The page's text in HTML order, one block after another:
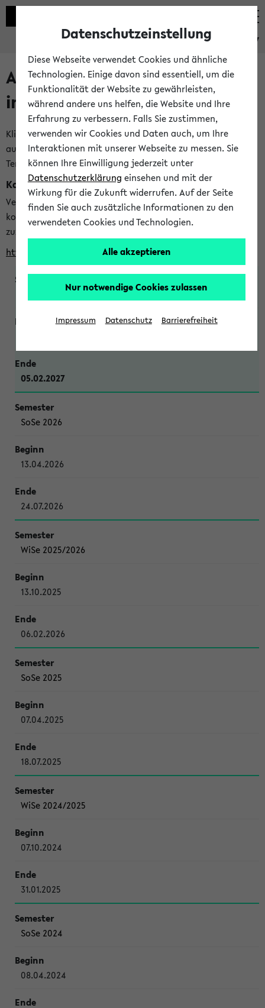
eKVV
Alle veröffentlichten Semester
im eKVV
Klicken Sie auf das Semester, welches Sie für Ihre Sitzung
auswählen möchten. Bitte beachten Sie auch die weiteren
Termine imKalender der Lehrplanung
Kalenderintegration
Verwenden Sie die folgende Adresse, um mit einer
kompatiblen Kalenderanwendung auf die Vorlesungszeiten
zuzugreifen (nähere Informationen
finden Sie hier
https://ekvv.uni-bielefeld.de/ws/calendar?vz
WiSe 2026/2027
05.02.2027
SoSe 2026
13.04.2026
24.07.2026
WiSe 2025/2026
13.10.2025
06.02.2026
SoSe 2025
07.04.2025
18.07.2025
WiSe 2024/2025
07.10.2024
31.01.2025
SoSe 2024
08.04.2024
Datenschutzeinstellung
Diese Webseite verwendet Cookies und ähnliche
Technologien. Einige davon sind essentiell, um die
Funktionalität der Website zu gewährleisten,
während andere uns helfen, die Website und Ihre
Erfahrung zu verbessern. Falls Sie zustimmen,
verwenden wir Cookies und Daten auch, um Ihre
Interaktionen mit unserer Webseite zu messen. Sie
können Ihre Einwilligung jederzeit unter
Datenschutzerklärung einsehen und mit der
Wirkung für die Zukunft widerrufen. Auf der Seite
finden Sie auch zusätzliche Informationen zu den
verwendeten Cookies und Technologien.
Alle akzeptieren
Nur notwendige Cookies zulassen
Impressum Datenschutz Barrierefreiheit